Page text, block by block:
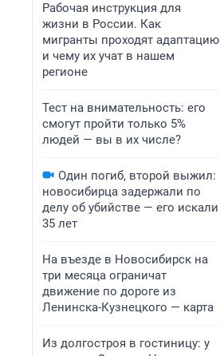
Рабочая инструкция для
жизни в России. Как
мигранты проходят адаптацию
и чему их учат в нашем
регионе
Тест на внимательность: его
смогут пройти только 5%
людей — вы в их числе?
Один погиб, второй выжил:
новосибирца задержали по
делу об убийстве — его искали
35 лет
На въезде в Новосибирск на
три месяца ограничат
движение по дороге из
Ленинска-Кузнецкого — карта
Из долгостроя в гостиницу: у